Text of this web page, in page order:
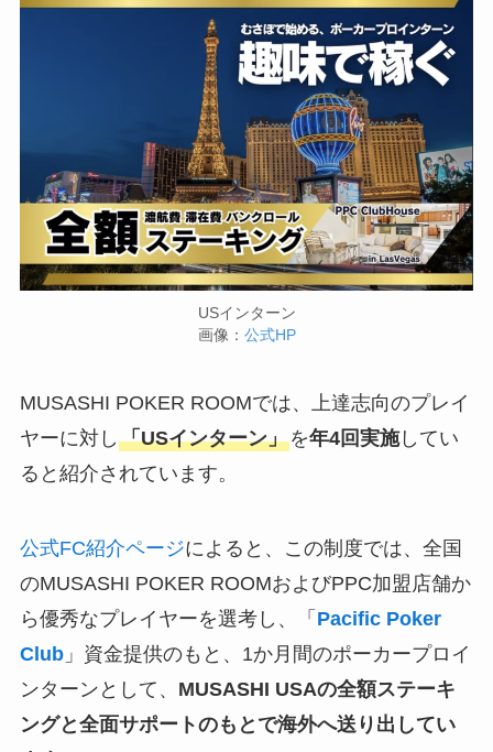
USインターン
画像： 公式HP
MUSASHI POKER ROOMでは、上達志向のプレイ
ヤーに対し 「USインターン」を年4回実施してい
ると紹介されています。
公式FC紹介ページによると、この制度では、全国
のMUSASHI POKER ROOMおよびPPC加盟店舗か
ら優秀なプレイヤーを選考し、「 Pacific Poker
Club」資金提供のもと、1か月間のポーカープロイ
ンターンとして、 MUSASHI USAの全額ステーキ
ングと全面サポートのもとで海外へ送り出してい